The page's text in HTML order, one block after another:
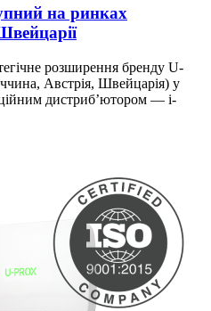
на ринках
розширення бренду U-
Австрія, Швейцарія) у
дистриб’ютором — i-